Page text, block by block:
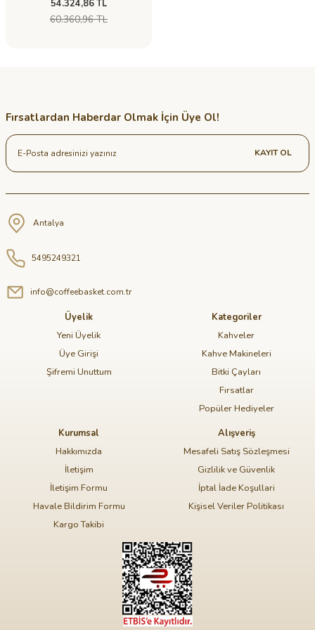
54.324,86 TL
60.360,96 TL
Fırsatlardan Haberdar Olmak İçin Üye Ol!
KAYIT OL
Antalya
5495249321
info@coffeebasket.com.tr
Üyelik
Yeni Üyelik
Üye Girişi
Şifremi Unuttum
Kategoriler
Kahveler
Kahve Makineleri
Bitki Çayları
Fırsatlar
Popüler Hediyeler
Kurumsal
Hakkımızda
İletişim
İletişim Formu
Havale Bildirim Formu
Kargo Takibi
Alışveriş
Mesafeli Satış Sözleşmesi
Gizlilik ve Güvenlik
İptal İade Koşullari
Kişisel Veriler Politikası